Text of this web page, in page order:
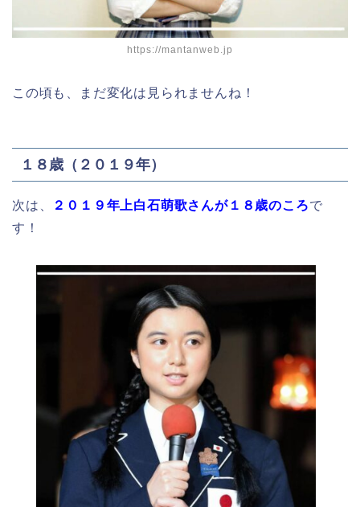
https://mantanweb.jp
この頃も、まだ変化は見られませんね！
１８歳（２０１９年）
次は、 ２０１９年上白石萌歌さんが１８歳のころで
す！